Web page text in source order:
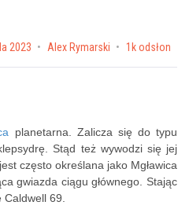
2023 by Alex Rymarski 1k odsłon
planetarna. Zalicza się do typu
Stąd też wywodzi się jej
często określana jako Mgławica
gwiazda ciągu głównego. Stając
69.